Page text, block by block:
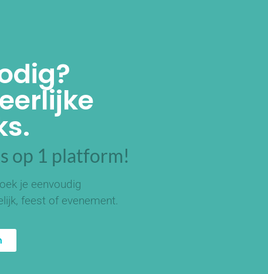
op 1 platform!
je eenvoudig
feest of evenement.